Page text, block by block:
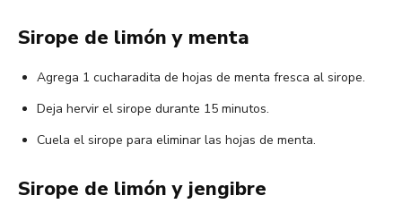
Sirope de limón y menta
Agrega 1 cucharadita de hojas de menta fresca al sirope.
Deja hervir el sirope durante 15 minutos.
Cuela el sirope para eliminar las hojas de menta.
Sirope de limón y jengibre